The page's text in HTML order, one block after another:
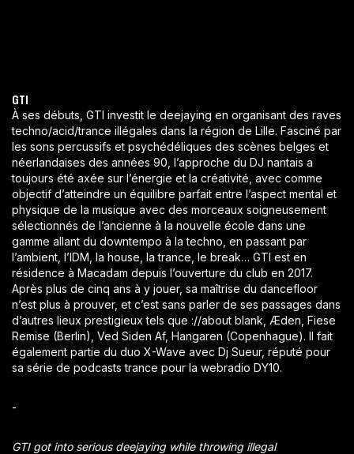
GTI
À ses débuts, GTI investit le deejaying en organisant des raves
techno/acid/trance illégales dans la région de Lille. Fasciné par
les sons percussifs et psychédéliques des scènes belges et
néerlandaises des années 90, l’approche du DJ nantais a
toujours été axée sur l’énergie et la créativité, avec comme
objectif d’atteindre un équilibre parfait entre l’aspect mental et
physique de la musique avec des morceaux soigneusement
sélectionnés de l’ancienne à la nouvelle école dans une
gamme allant du downtempo à la techno, en passant par
l’ambient, l’IDM, la house, la trance, le break… GTI est en
résidence à Macadam depuis l’ouverture du club en 2017.
Après plus de cinq ans à y jouer, sa maîtrise du dancefloor
n’est plus à prouver, et c’est sans parler de ses passages dans
d’autres lieux prestigieux tels que ://about blank, Æden, Fiese
Remise (Berlin), Ved Siden Af, Hangaren (Copenhague). Il fait
également partie du duo X-Wave avec Dj Sueur, réputé pour
sa série de podcasts trance pour la webradio DY10.
-
GTI got into serious deejaying while throwing illegal